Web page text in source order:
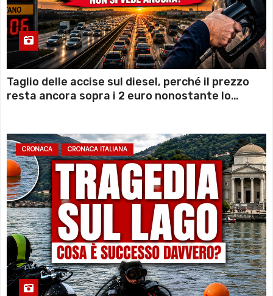
Taglio delle accise sul diesel, perché il prezzo
resta ancora sopra i 2 euro nonostante lo
CRONACA CRONACA ITALIANA